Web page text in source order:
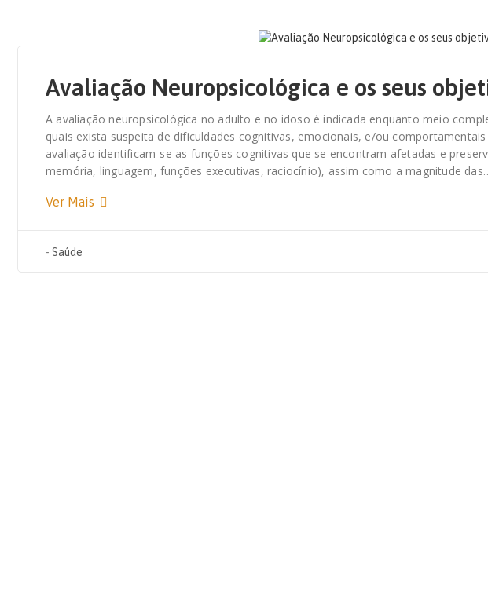
Avaliação Neuropsicológica e os seus
A avaliação neuropsicológica no adulto e no idoso é indicada enquanto meio
quais exista suspeita de dificuldades cognitivas, emocionais, e/ou
avaliação identificam-se as funções cognitivas que se encontram afetadas e
memória, linguagem, funções executivas, raciocínio), assim como a magnitude
Ver Mais
- Saúde